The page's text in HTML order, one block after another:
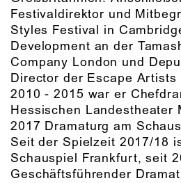
Festivaldirektor und
Styles Festival in
Development an der
Company London und
Director der Escape Artists
2010 - 2015 war er
Hessischen Landestheater
2017 Dramaturg am
Seit der Spielzeit 2017/18
Schauspiel Frankfurt, seit
Geschäftsführender